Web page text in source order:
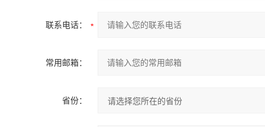
联系电话：
常用邮箱：
省份：